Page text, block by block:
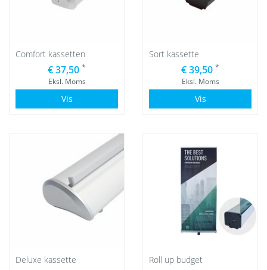
Comfort kassetten
€ 37,50 *
Eksl. Moms
Vis
Sort kassette
€ 39,50 *
Eksl. Moms
Vis
Deluxe kassette Roll up budget